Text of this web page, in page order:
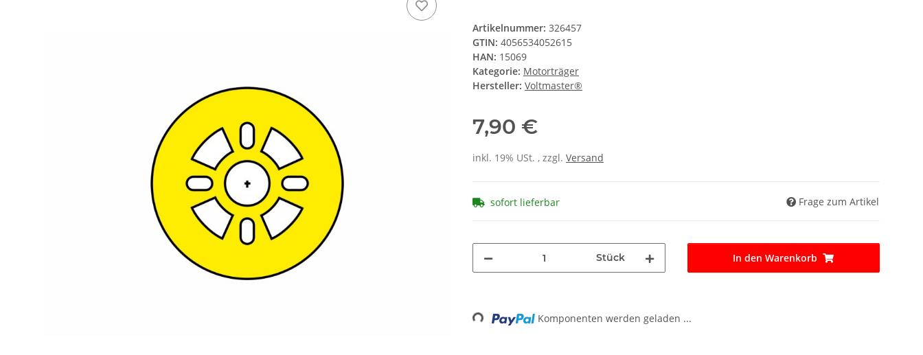
Artikelnummer: 326457
GTIN: 4056534052615
HAN: 15069
Kategorie: Motorträger
Hersteller: Voltmaster®
7,90 €
inkl. 19% USt. , zzgl. Versand
sofort lieferbar Frage zum Artikel
Stück In den Warenkorb
Loading... Komponenten werden geladen ...